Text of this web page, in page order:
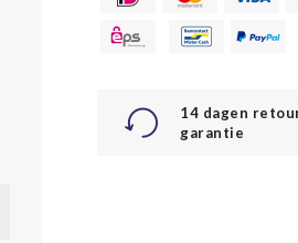
14 dagen
garantie